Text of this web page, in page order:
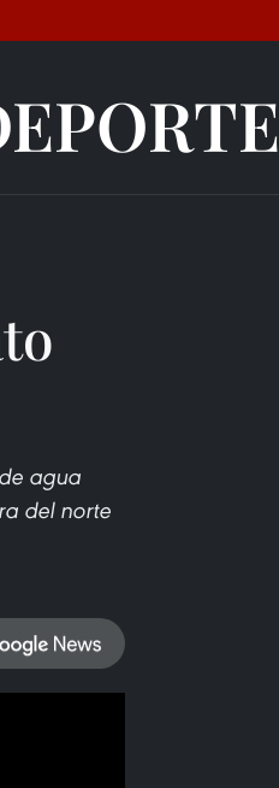
agua
del norte